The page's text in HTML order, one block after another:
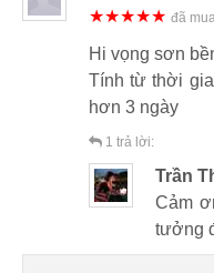
★★★★★ đã
Hi vọng sơn
Tính từ thời
hơn 3 ngày
1 trả lời:
Trần
Cảm
tưởng